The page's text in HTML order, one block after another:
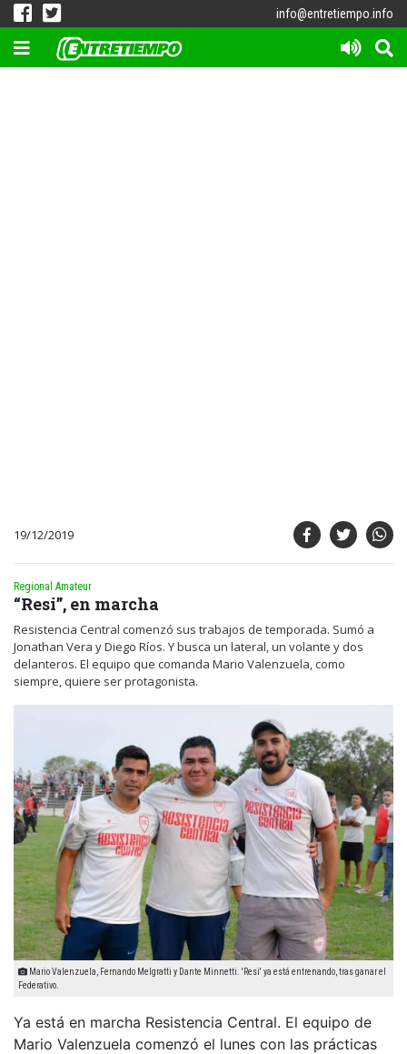
info@entretiempo.info
19/12/2019
Regional Amateur
“Resi”, en marcha
Resistencia Central comenzó sus trabajos de temporada. Sumó a
Jonathan Vera y Diego Ríos. Y busca un lateral, un volante y dos
delanteros. El equipo que comanda Mario Valenzuela, como
siempre, quiere ser protagonista.
Mario Valenzuela, Fernando Melgratti y Dante Minnetti. 'Resi' ya está entrenando, tras ganar el
Federativo.
Ya está en marcha Resistencia Central. El equipo de
Mario Valenzuela comenzó el lunes con las prácticas